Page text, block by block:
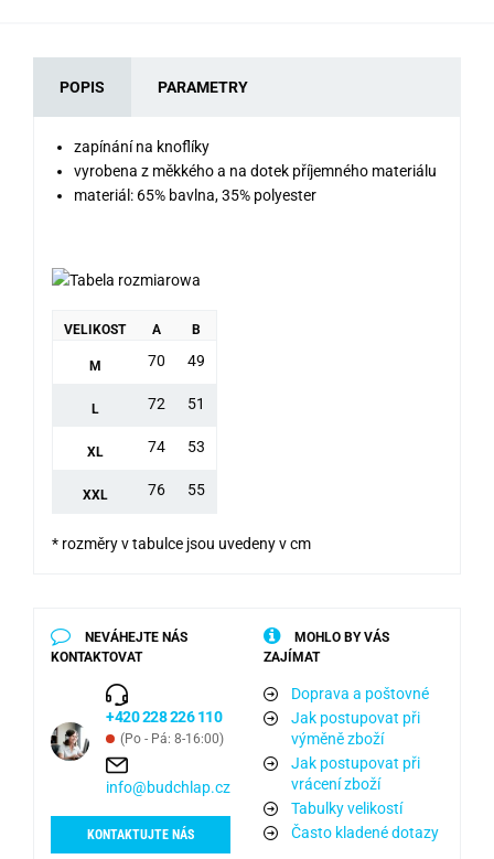
POPIS PARAMETRY
zapínání na knoflíky
vyrobena z měkkého a na dotek příjemného materiálu
materiál: 65% bavlna, 35% polyester
VELIKOST A B
M 70 49
L 72 51
XL 74 53
XXL 76 55
* rozměry v tabulce jsou uvedeny v cm
NEVÁHEJTE NÁS
KONTAKTOVAT
+420 228 226 110
(Po - Pá: 8-16:00)
info@budchlap.cz
KONTAKTUJTE NÁS
MOHLO BY VÁS
ZAJÍMAT
Doprava a poštovné
Jak postupovat při
výměně zboží
Jak postupovat při
vrácení zboží
Tabulky velikostí
Často kladené dotazy